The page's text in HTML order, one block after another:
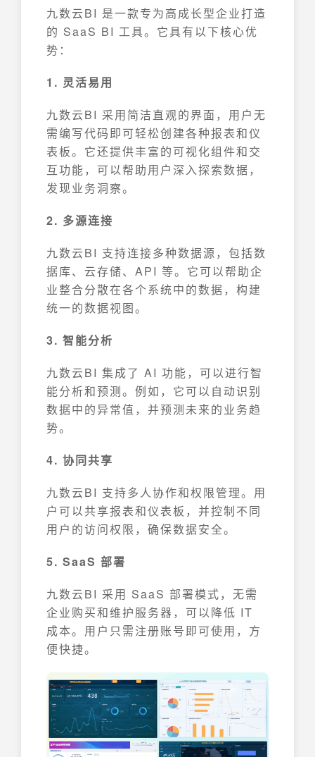
九数云BI 是一款专为高成长型企业打造
的 SaaS BI 工具。它具有以下核心优
势：
1. 灵活易用
九数云BI 采用简洁直观的界面，用户无
需编写代码即可轻松创建各种报表和仪
表板。它还提供丰富的可视化组件和交
互功能，可以帮助用户深入探索数据，
发现业务洞察。
2. 多源连接
九数云BI 支持连接多种数据源，包括数
据库、云存储、API 等。它可以帮助企
业整合分散在各个系统中的数据，构建
统一的数据视图。
3. 智能分析
九数云BI 集成了 AI 功能，可以进行智
能分析和预测。例如，它可以自动识别
数据中的异常值，并预测未来的业务趋
势。
4. 协同共享
九数云BI 支持多人协作和权限管理。用
户可以共享报表和仪表板，并控制不同
用户的访问权限，确保数据安全。
5. SaaS 部署
九数云BI 采用 SaaS 部署模式，无需
企业购买和维护服务器，可以降低 IT
成本。用户只需注册账号即可使用，方
便快捷。